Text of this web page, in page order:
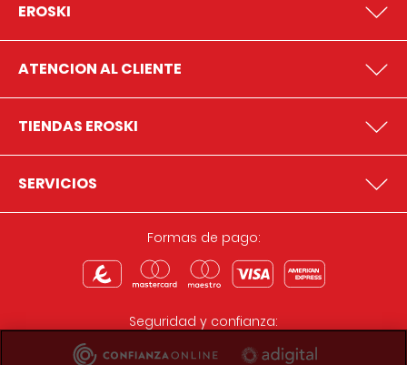
EROSKI
ATENCION AL CLIENTE
TIENDAS EROSKI
SERVICIOS
Formas de pago:
Seguridad y confianza: